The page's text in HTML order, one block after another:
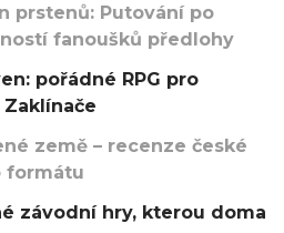
prstenů: Putování po
fanoušků předlohy
pořádné RPG pro
země – recenze české
formátu
závodní hry, kterou doma